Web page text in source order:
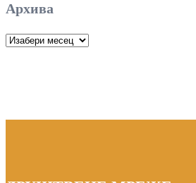
Архива
Архива